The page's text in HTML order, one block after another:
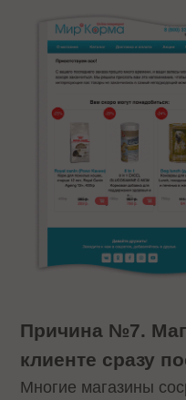
Причина №7.
клиенте сразу
Многие магазины